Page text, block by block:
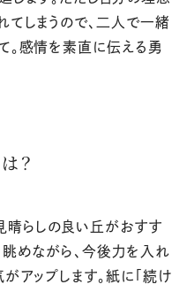
てしまうので、二人で一緒
。感情を素直に伝える勇
？
晴らしの良い丘がおすす
眺めながら、今後力を入れ
アップします。紙に「続け